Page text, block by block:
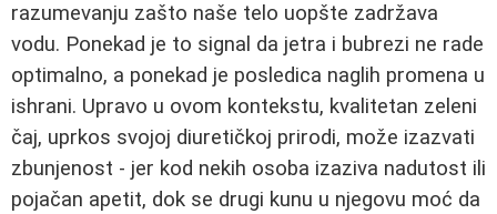
razumevanju zašto naše telo uopšte zadržava
vodu. Ponekad je to signal da jetra i bubrezi ne rade
optimalno, a ponekad je posledica naglih promena u
ishrani. Upravo u ovom kontekstu, kvalitetan zeleni
čaj, uprkos svojoj diuretičkoj prirodi, može izazvati
zbunjenost - jer kod nekih osoba izaziva nadutost ili
pojačan apetit, dok se drugi kunu u njegovu moć da